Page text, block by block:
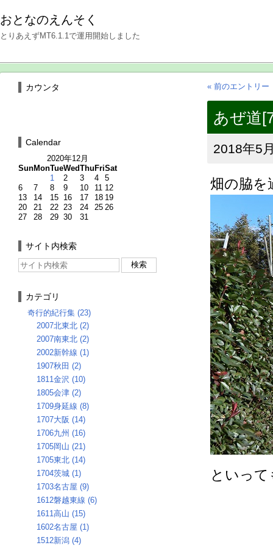
おとなのえんそく
とりあえずMT6.1.1で運用開始しました
« 前のエントリー
あぜ道
2018年5
畑の脇を
といっ
カウンタ
Calendar
2020年12月
SunMonTueWedThu FriSat
1
2 3 4
5
6
7 8 9 10 11 12
13
14 15 16 17 18 19
20
21 22 23 24 25 26
27
28 29 30 31
サイト内検索
カテゴリ
奇行的紀行集 (23)
2007北東北 (2)
2007南東北 (2)
2002新幹線 (1)
1907秋田 (2)
1811金沢 (10)
1805会津 (2)
1709身延線 (8)
1707大阪 (14)
1706九州 (16)
1705岡山 (21)
1705東北 (14)
1704茨城 (1)
1703名古屋 (9)
1612磐越東線 (6)
1611高山 (15)
1602名古屋 (1)
1512新潟 (4)